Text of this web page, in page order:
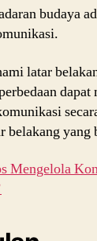
budaya
latar
yang
Mengelola